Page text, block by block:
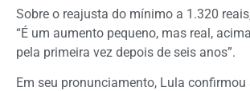
Sobre o reajusta do mínimo a 1.320
“É um aumento pequeno, mas real,
pela primeira vez depois de seis anos”.
Em seu pronunciamento, Lula confirmou